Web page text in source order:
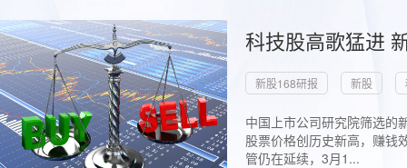
科技股高歌猛进
新股168研报 新股
中国上市公司研究院筛选的
股票价格创历史新高，赚钱
管仍在延续，3月1...